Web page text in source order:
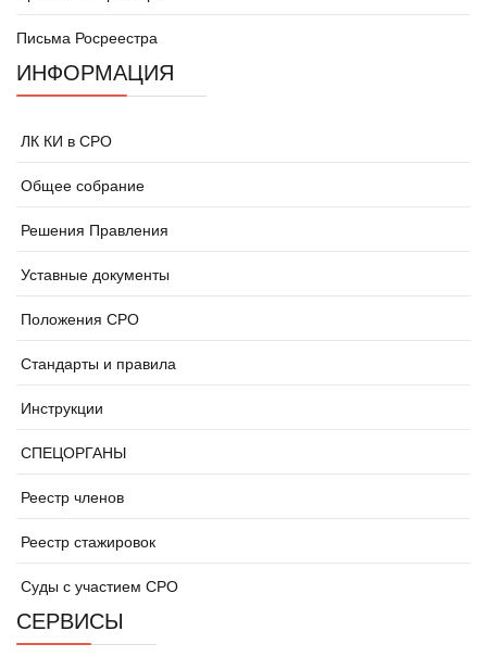
Письма Росреестра
ИНФОРМАЦИЯ
ЛК КИ в СРО
Общее собрание
Решения Правления
Уставные документы
Положения СРО
Стандарты и правила
Инструкции
СПЕЦОРГАНЫ
Реестр членов
Реестр стажировок
Суды с участием СРО
СЕРВИСЫ